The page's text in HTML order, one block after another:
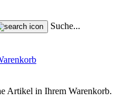
Suche...
Artikel in Ihrem Warenkorb.